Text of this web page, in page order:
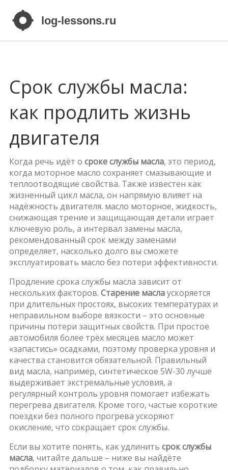
Срок службы масла:
как продлить жизнь
двигателя
Когда речь идёт о сроке службы масла, это период,
когда моторное масло сохраняет смазывающие и
теплоотводящие свойства. Также известен как
жизненный цикл масла, он напрямую влияет на
надёжность двигателя. масло моторное, жидкость,
снижающая трение и защищающая детали играет
ключевую роль, а интервал замены масла,
рекомендованный срок между заменами
определяет, насколько долго вы сможете
эксплуатировать масло без потери эффективности.
Продление срока службы масла зависит от
нескольких факторов. Старение маслаускоряется
при длительных простоях, высоких температурах и
неправильном выборе вязкости – это основные
причины потери защитных свойств. При простое
автомобиля более трёх месяцев масло может
«запастись» осадками, поэтому проверка уровня и
качества становится обязательной. Правильный
вид масла, например, синтетическое 5W-30 лучше
выдерживает экстремальные условия, а
регулярный контроль уровня помогает избежать
перегрева двигателя. Кроме того, частые короткие
поездки без полного прогрева ускоряют
окисление, что сокращает срок службы.
Если вы хотите понять, как удлинить срок службы
масла, читайте дальше – ниже вы найдёте